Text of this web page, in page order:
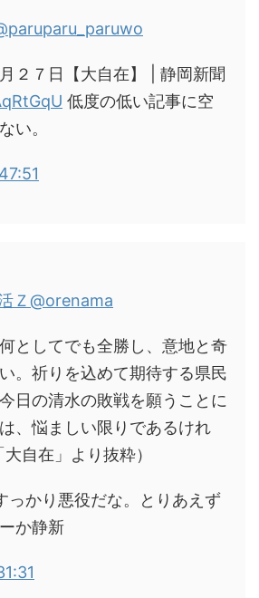
２７日【大自在】 | 静岡新聞
低度の低い記事に空
い。
Ｚ @orenama
としてでも全勝し、意地と奇
。祈りを込めて期待する県民
日の清水の敗戦を願うことに
、悩ましい限りであるけれ
自在」より抜粋）
っかり悪役だな。とりあえず
か静新